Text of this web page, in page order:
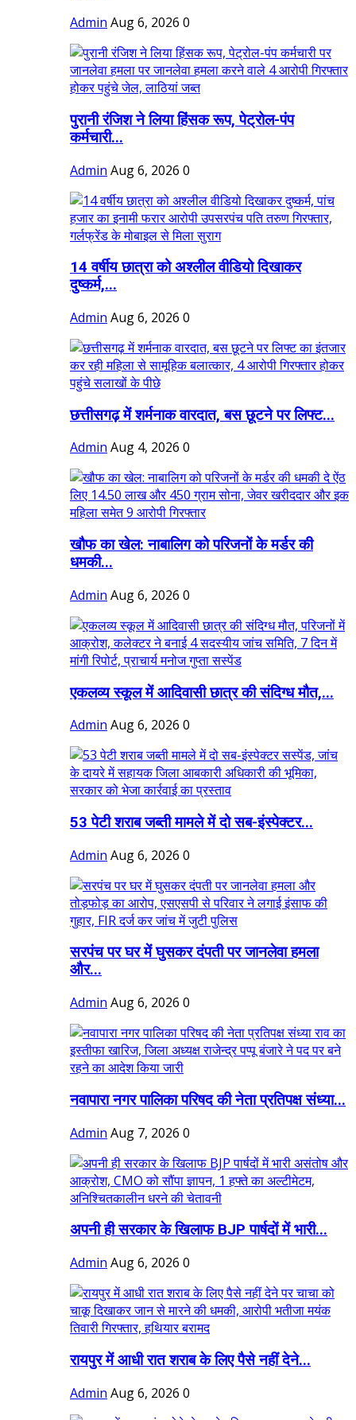
Admin Aug 6, 2026 0
पुरानी रंजिश ने लिया हिंसक रूप, पेट्रोल-पंप
कर्मचारी...
Admin Aug 6, 2026 0
14 वर्षीय छात्रा को अश्लील वीडियो दिखाकर
दुष्कर्म,...
Admin Aug 6, 2026 0
छत्तीसगढ़ में शर्मनाक वारदात, बस छूटने पर लिफ्ट...
Admin Aug 4, 2026 0
खौफ का खेल: नाबालिग को परिजनों के मर्डर की
धमकी...
Admin Aug 6, 2026 0
एकलव्य स्कूल में आदिवासी छात्र की संदिग्ध मौत,...
Admin Aug 6, 2026 0
53 पेटी शराब जब्ती मामले में दो सब-इंस्पेक्टर...
Admin Aug 6, 2026 0
सरपंच पर घर में घुसकर दंपती पर जानलेवा हमला
और...
Admin Aug 6, 2026 0
नवापारा नगर पालिका परिषद की नेता प्रतिपक्ष संध्या...
Admin Aug 7, 2026 0
अपनी ही सरकार के खिलाफ BJP पार्षदों में भारी...
Admin Aug 6, 2026 0
रायपुर में आधी रात शराब के लिए पैसे नहीं देने...
Admin Aug 6, 2026 0